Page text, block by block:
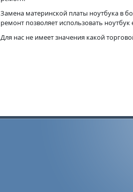
Замена материнской платы ноутбука в
ремонт позволяет использовать
Для нас не имеет значения какой